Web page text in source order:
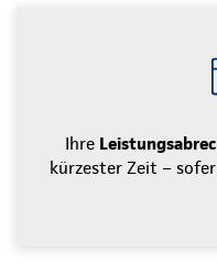
Ihre
kürzester Zeit –